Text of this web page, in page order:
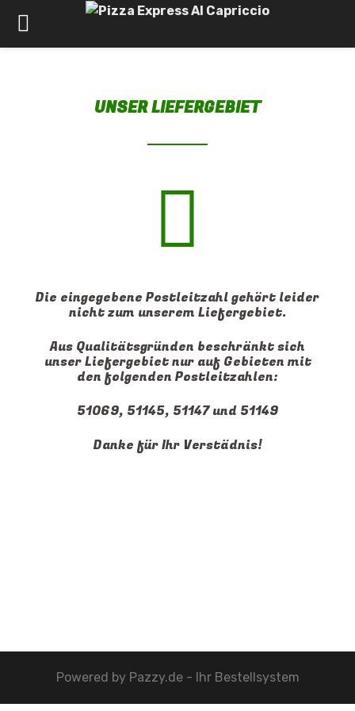
UNSER LIEFERGEBIET
Die eingegebene Postleitzahl gehört leider
nicht zum unserem Liefergebiet.
Aus Qualitätsgründen beschränkt sich
unser Liefergebiet nur auf Gebieten mit
den folgenden Postleitzahlen:
51069, 51145, 51147 und 51149
Danke für Ihr Verstädnis!
Powered by Pazzy.de - Ihr Bestellsystem